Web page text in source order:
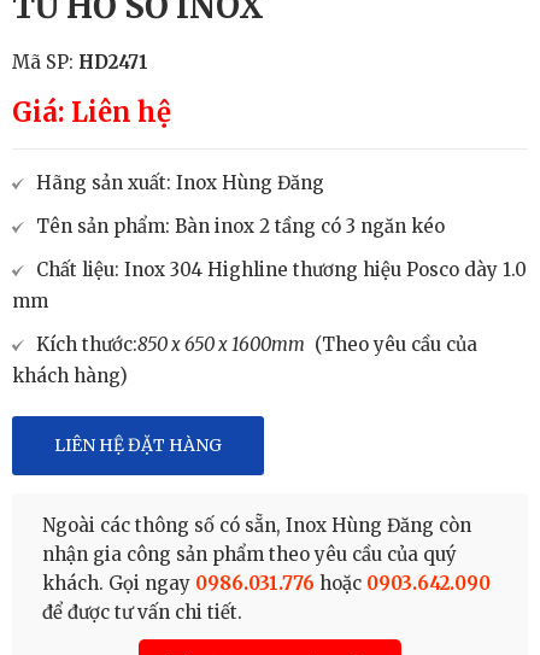
Mã SP: HD2471
Giá: Liên hệ
Hãng sản xuất: Inox Hùng Đăng
Tên sản phẩm: Bàn inox 2 tầng có 3 ngăn kéo
Chất liệu: Inox 304 Highline thương hiệu Posco dày 1.0
mm
Kích thước:850 x 650 x 1600mm (Theo yêu cầu của
khách hàng)
LIÊN HỆ ĐẶT HÀNG
Ngoài các thông số có sẵn, Inox Hùng Đăng còn
nhận gia công sản phẩm theo yêu cầu của quý
khách. Gọi ngay 0986.031.776 hoặc 0903.642.090
để được tư vấn chi tiết.